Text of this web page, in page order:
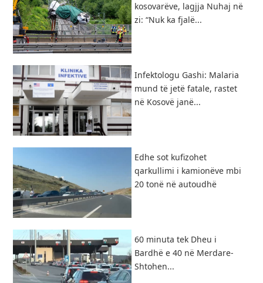
kosovarëve, lagjja Nuhaj në
zi: “Nuk ka fjalë...
Infektologu Gashi: Malaria
mund të jetë fatale, rastet
në Kosovë janë...
​Edhe sot kufizohet
qarkullimi i kamionëve mbi
20 tonë në autoudhë
60 minuta tek Dheu i
Bardhë e 40 në Merdare-
Shtohen...